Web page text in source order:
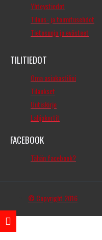
Yhteystiedot
Tilaus- ja toimitusehdot
Tietosuoja ja evästeet
TILITIEDOT
Oma asiakastilini
Tilaukset
Uutiskirje
Lahjakortit
FACEBOOK
Tähän facebook?
© Copyright 2016